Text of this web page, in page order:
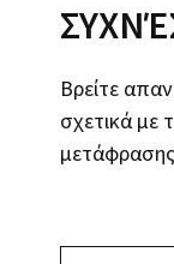
Βρείτε
σχετικά με